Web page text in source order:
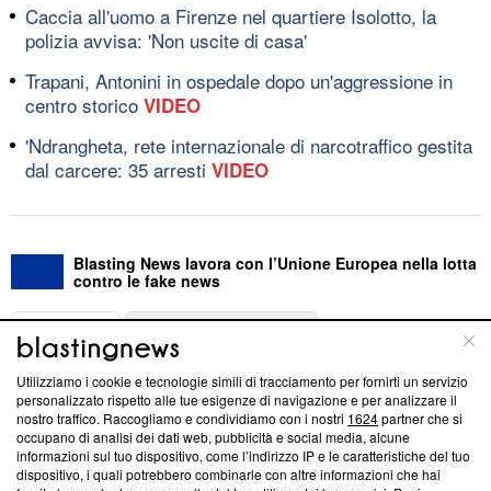
Caccia all'uomo a Firenze nel quartiere Isolotto, la
polizia avvisa: 'Non uscite di casa'
Trapani, Antonini in ospedale dopo un'aggressione in
centro storico VIDEO
'Ndrangheta, rete internazionale di narcotraffico gestita
dal carcere: 35 arresti VIDEO
Blasting News lavora con l’Unione Europea nella lotta
contro le fake news
ABOUT
Questa sezione offre informazioni trasparenti su Blasting
News, sui nostri processi editoriali e su come ci impegniamo a
creare news di qualità. Inoltre, afferma la nostra aderenza a
‘Trust Project - News with Integrity’Blasting News non è
Utilizziamo i cookie e tecnologie simili di tracciamento per fornirti un servizio
personalizzato rispetto alle tue esigenze di navigazione e per analizzare il
nostro traffico. Raccogliamo e condividiamo con i nostri 1624partner che si
occupano di analisi dei dati web, pubblicità e social media, alcune
informazioni sul tuo dispositivo, come l’indirizzo IP e le caratteristiche del tuo
dispositivo, i quali potrebbero combinarle con altre informazioni che hai